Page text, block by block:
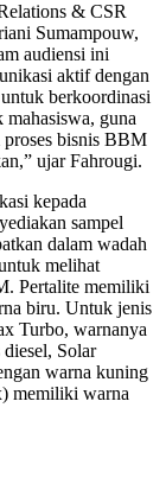
& CSR
Sumampouw,
audiensi ini
aktif dengan
berkoordinasi
mahasiswa, guna
proses bisnis BBM
ujar Fahrougi.
kepada
sampel
dalam wadah
melihat
Pertalite memiliki
biru. Untuk jenis
Turbo, warnanya
Solar
warna kuning
memiliki warna